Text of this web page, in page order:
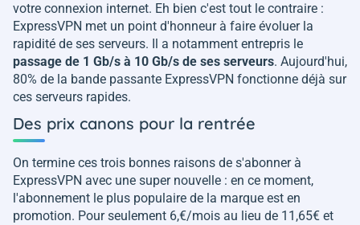
votre connexion internet. Eh bien c'est tout le contraire :
ExpressVPN met un point d'honneur à faire évoluer la
rapidité de ses serveurs. Il a notamment entrepris le
passage de 1 Gb/s à 10 Gb/s de ses serveurs. Aujourd'hui,
80% de la bande passante ExpressVPN fonctionne déjà sur
ces serveurs rapides.
Des prix canons pour la rentrée
On termine ces trois bonnes raisons de s'abonner à
ExpressVPN avec une super nouvelle : en ce moment,
l'abonnement le plus populaire de la marque est en
promotion. Pour seulement 6,€/mois au lieu de 11,65€ et